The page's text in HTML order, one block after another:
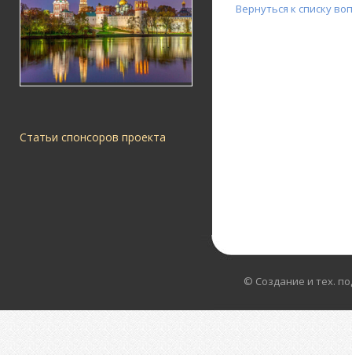
Статьи спонсоров проекта
Вернуться к списку
© Создание и тех.